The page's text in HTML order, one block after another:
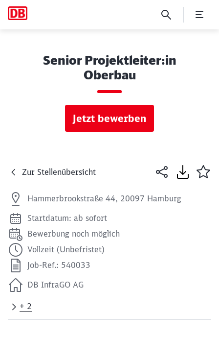
Senior Projektleiter:in
Oberbau
Jetzt bewerben
Zur Stellenübersicht
Hammerbrookstraße 44, 20097 Hamburg
Startdatum: ab sofort
Bewerbung noch möglich
Vollzeit (Unbefristet)
Job-Ref.: 540033
DB InfraGO AG
+ 2